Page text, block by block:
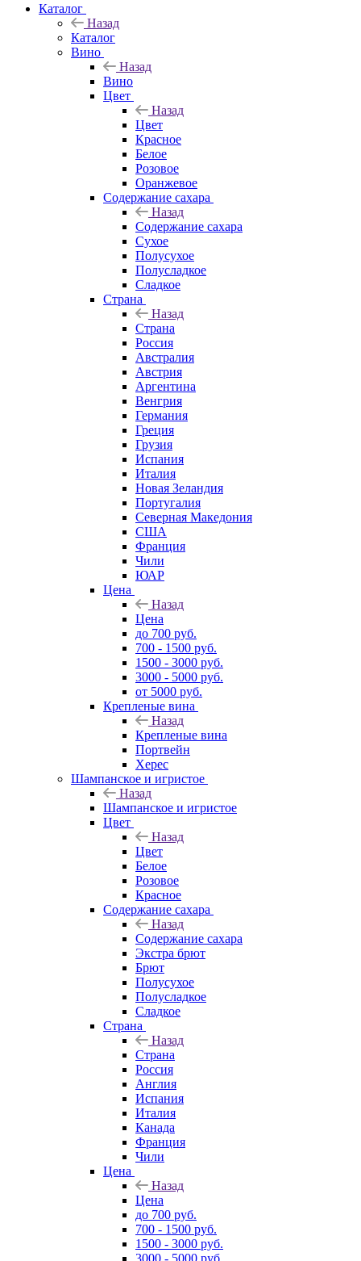
Каталог
Назад
Каталог
Вино
Назад
Вино
Цвет
Назад
Цвет
Красное
Белое
Розовое
Оранжевое
Содержание сахара
Назад
Содержание сахара
Сухое
Полусухое
Полусладкое
Сладкое
Страна
Назад
Страна
Россия
Австралия
Австрия
Аргентина
Венгрия
Германия
Греция
Грузия
Испания
Италия
Новая Зеландия
Португалия
Северная Македония
США
Франция
Чили
ЮАР
Цена
Назад
Цена
до 700 руб.
700 - 1500 руб.
1500 - 3000 руб.
3000 - 5000 руб.
от 5000 руб.
Крепленые вина
Назад
Крепленые вина
Портвейн
Херес
Шампанское и игристое
Назад
Шампанское и игристое
Цвет
Назад
Цвет
Белое
Розовое
Красное
Содержание сахара
Назад
Содержание сахара
Экстра брют
Брют
Полусухое
Полусладкое
Сладкое
Страна
Назад
Страна
Россия
Англия
Испания
Италия
Канада
Франция
Чили
Цена
Назад
Цена
до 700 руб.
700 - 1500 руб.
1500 - 3000 руб.
3000 - 5000 руб.